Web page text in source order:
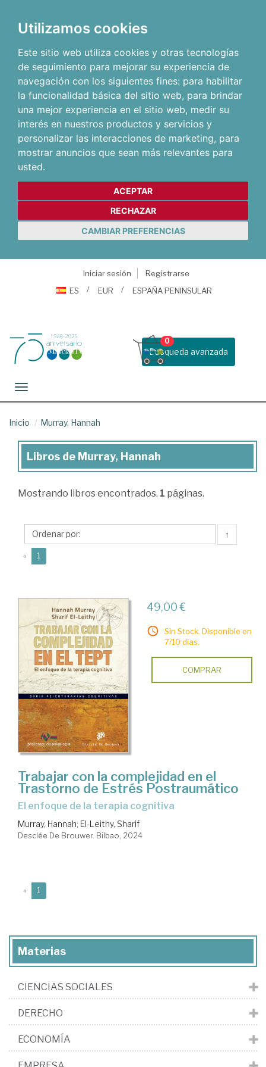
Utilizamos cookies
Este sitio web utiliza cookies y otras tecnologías
de seguimiento para mejorar su experiencia de
navegación con los siguientes fines: para habilitar
la funcionalidad básica del sitio web, para brindar
una mejor experiencia en el sitio web, medir su
interés en nuestros productos y servicios y
personalizar las interacciones de marketing, para
mostrar anuncios que sean más relevantes para
usted.
ACEPTAR
RECHAZAR
CAMBIAR PREFERENCIAS
Iniciar sesión
Registrarse
ES
EUR ESPAÑA PENINSULAR
Busqueda avanzada
0
Toggle navigation
Inicio Murray, Hannah
Libros
Murray,
Libros de Murray, Hannah
Mostrando libros encontrados. 1 páginas.
↑
« 1
49,00 €
Sin Stock. Disponible en
7/10 días.
COMPRAR
Trabajar con la complejidad en el
Trastorno de Estrés Postraumático
El enfoque de la terapia cognitiva
Murray, Hannah; El-Leithy, Sharif
Desclée De Brouwer. Bilbao, 2024
« 1
Materias
CIENCIAS SOCIALES
DERECHO
ECONOMÍA